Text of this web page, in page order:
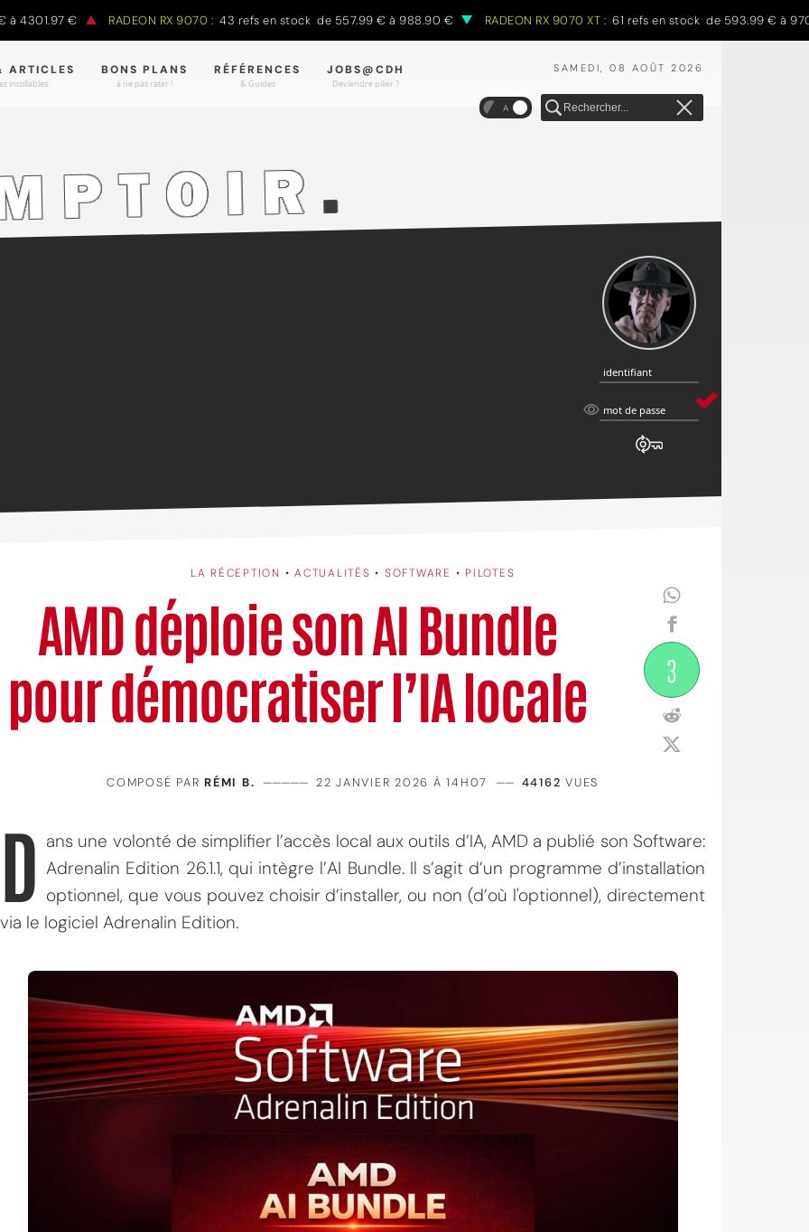
€ RADEON RX 9070 : 43 refs en stock de 557.99 € à 988.90 € RADEON RX 9070 XT : 61 refs en stock de 593.99 € à 970.68 €
SAMEDI, 08 AOÛT 2026
ARTICLES
incollables.
BONS PLANS
à ne pas rater !
RÉFÉRENCES
& Guides
JOBS@CDH
Deviendre pilier ?
A
identifiant
identifiant
mot
mot de passe
LA RÉCEPTION • ACTUALITÉS • SOFTWARE • PILOTES
AMD déploie son AI Bundle
pour démocratiser l’IA locale
3
COMPOSÉ PAR RÉMI B. ————— 22 JANVIER 2026 À 14H07 —— 44162 VUES
D ans une volonté de simplifier l’accès local aux outils d’IA, AMD a publié son Software:
Adrenalin Edition 26.1.1, qui intègre l’AI Bundle. Il s’agit d’un programme d’installation
optionnel, que vous pouvez choisir d’installer, ou non (d’où l'optionnel), directement
via le logiciel Adrenalin Edition.